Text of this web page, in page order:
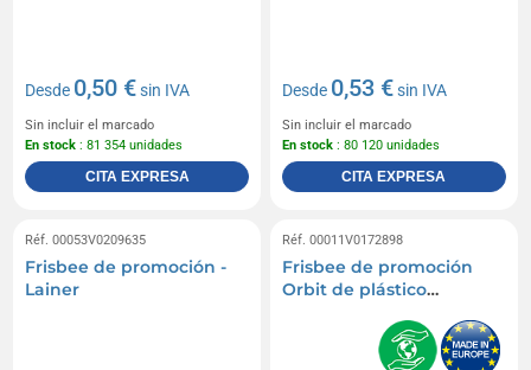
Desde 0,50 €sin IVA
Sin incluir el marcado
En stock : 81 354 unidades
CITA EXPRESA
Desde 0,53 €sin IVA
Sin incluir el marcado
En stock : 80 120 unidades
CITA EXPRESA
Réf. 00053V0209635
Frisbee de promoción -
Lainer
Réf. 00011V0172898
Frisbee de promoción
Orbit de plástico